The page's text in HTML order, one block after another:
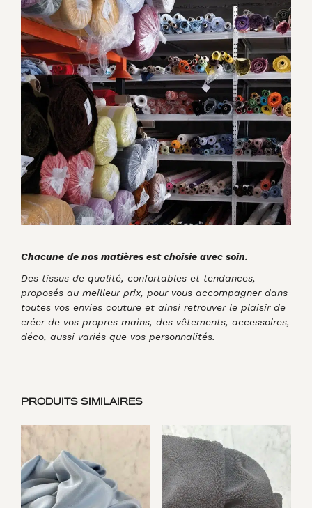
Chacune de nos matières est choisie avec soin.
Des tissus de qualité, confortables et tendances,
proposés au meilleur prix, pour vous accompagner dans
toutes vos envies couture et ainsi retrouver le plaisir de
créer de vos propres mains, des vêtements, accessoires,
déco, aussi variés que vos personnalités.
PRODUITS SIMILAIRES